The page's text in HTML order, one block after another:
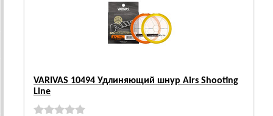
VARIVAS 10494 Удлиняющий шнур Airs Shooting
Line